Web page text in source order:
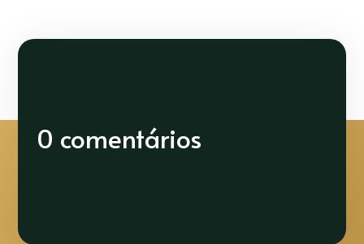
0 comentários